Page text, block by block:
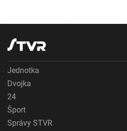
Jednotka
Dvojka
24
Šport
Správy STVR